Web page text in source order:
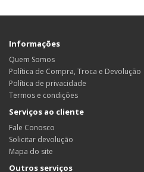
Informações
Quem Somos
Política de Compra, Troca e Devolução
Política de privacidade
Termos e condições
Serviços ao cliente
Fale Conosco
Solicitar devolução
Mapa do site
Outros serviços